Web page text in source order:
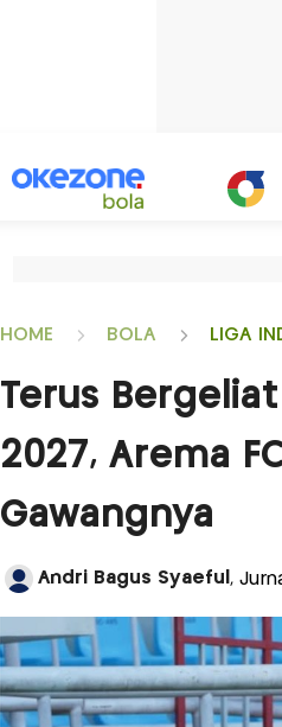
HOME BOLA LIGA
Terus
2027, Arema
Gawangnya
Andri Bagus Syaeful ,